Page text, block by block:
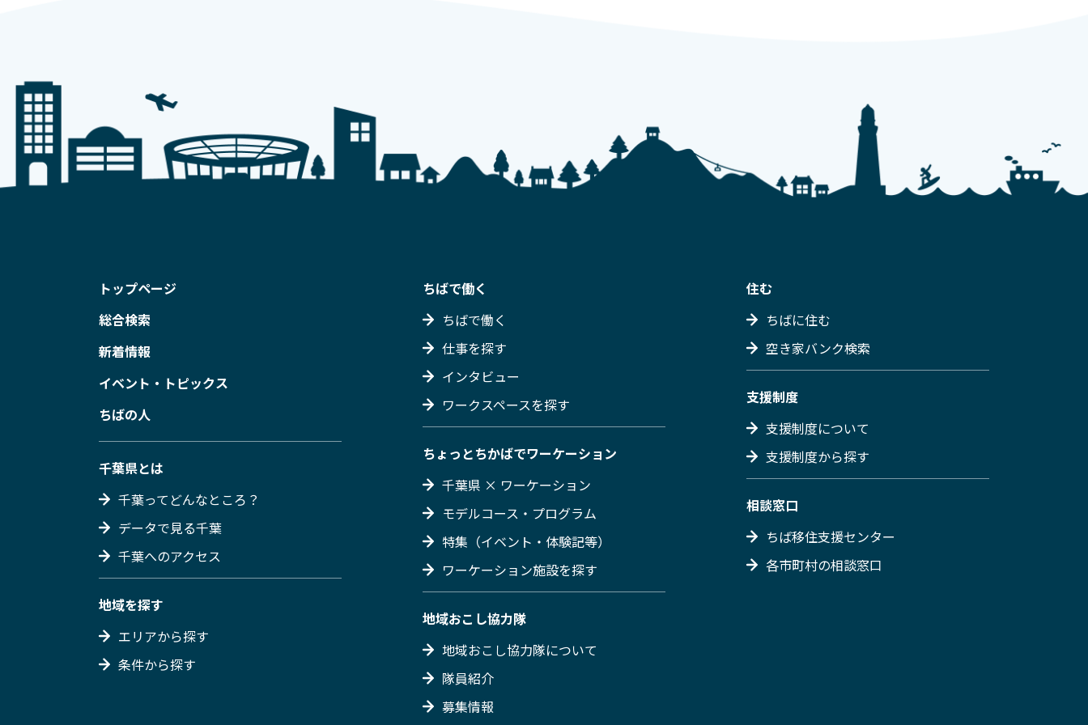
トップページ
総合検索
新着情報
イベント・トピックス
ちばの人
千葉県とは
千葉ってどんなところ？
データで見る千葉
千葉へのアクセス
地域を探す
エリアから探す
条件から探す
ちばで働く
ちばで働く
仕事を探す
インタビュー
ワークスペースを探す
ちょっとちかばでワーケーション
千葉県 × ワーケーション
モデルコース・プログラム
特集（イベント・体験記等）
ワーケーション施設を探す
地域おこし協力隊
地域おこし協力隊について
隊員紹介
募集情報
住む
ちばに住む
空き家バンク検索
支援制度
支援制度について
支援制度から探す
相談窓口
ちば移住支援センター
各市町村の相談窓口